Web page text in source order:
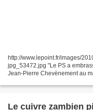
http://www.lepoint.fr/images/
jpg_53472.jpg "Le PS a
Jean-Pierre Chevènement au
Le cuivre zambien